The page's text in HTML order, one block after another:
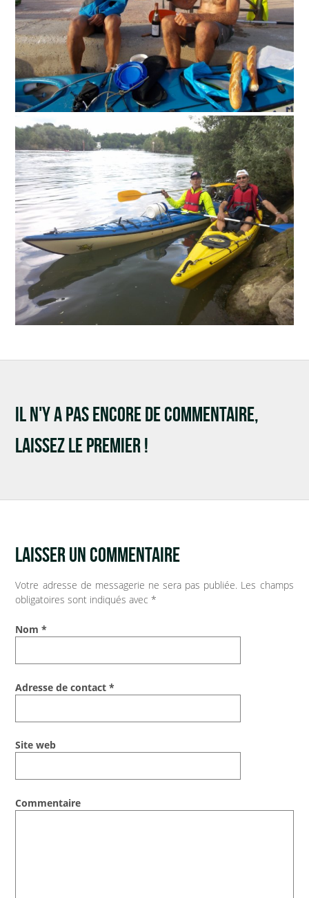
IL N'Y A PAS ENCORE DE COMMENTAIRE,
LAISSEZ LE PREMIER !
LAISSER UN COMMENTAIRE
Votre adresse de messagerie ne sera pas publiée. Les champs
obligatoires sont indiqués avec*
Nom*
Adresse de contact*
Site web
Commentaire